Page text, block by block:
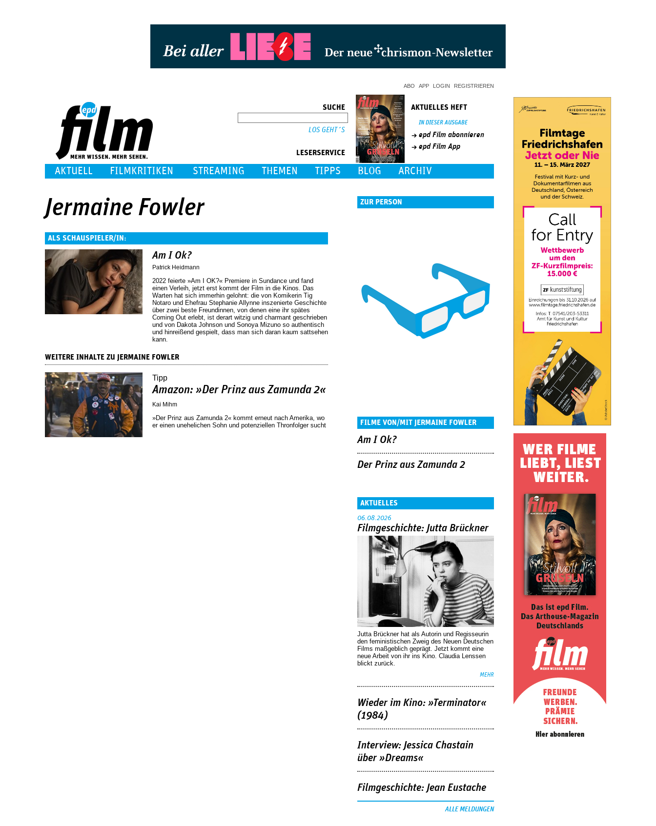
ABO APP LOGIN REGISTRIEREN
SUCHE
LESERSERVICE
AKTUELLES HEFT
IN DIESER AUSGABE
epd Film abonnieren
epd Film App
AKTUELL FILMKRITIKEN STREAMING THEMEN TIPPS BLOG ARCHIV
Jermaine Fowler
ALS SCHAUSPIELER/IN:
Am I Ok?
Patrick Heidmann
2022 feierte »Am I OK?« Premiere in Sundance und fand
einen Verleih, jetzt erst kommt der Film in die Kinos. Das
Warten hat sich immerhin gelohnt: die von Komikerin Tig
Notaro und Ehefrau Stephanie Allynne inszenierte Geschichte
über zwei beste Freundinnen, von denen eine ihr spätes
Coming Out erlebt, ist derart witzig und charmant geschrieben
und von Dakota Johnson und Sonoya Mizuno so authentisch
und hinreißend gespielt, dass man sich daran kaum sattsehen
kann.
WEITERE INHALTE ZU JERMAINE FOWLER
Tipp
Amazon: »Der Prinz aus Zamunda 2«
Kai Mihm
»Der Prinz aus Zamunda 2« kommt erneut nach Amerika, wo
er einen unehelichen Sohn und potenziellen Thronfolger sucht
ZUR PERSON
FILME VON/MIT JERMAINE FOWLER
Am I Ok?
Der Prinz aus Zamunda 2
AKTUELLES
06.08.2026
Filmgeschichte: Jutta Brückner
Jutta Brückner hat als Autorin und Regisseurin
den feministischen Zweig des Neuen Deutschen
Films maßgeblich geprägt. Jetzt kommt eine
neue Arbeit von ihr ins Kino. Claudia Lenssen
blickt zurück.
MEHR
Wieder im Kino: »Terminator«
(1984)
Interview: Jessica Chastain
über »Dreams«
Filmgeschichte: Jean Eustache
ALLE MELDUNGEN